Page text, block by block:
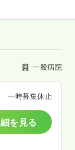
一般病院
一時募集休止
を見る